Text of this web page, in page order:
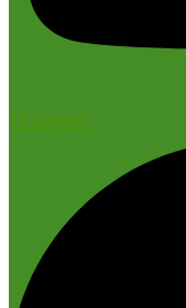
Telegram